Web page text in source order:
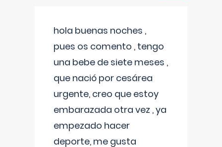
hola buenas noches ,
pues os comento , tengo
una bebe de siete meses ,
que nació por cesárea
urgente, creo que estoy
embarazada otra vez , ya
empezado hacer
deporte, me gusta